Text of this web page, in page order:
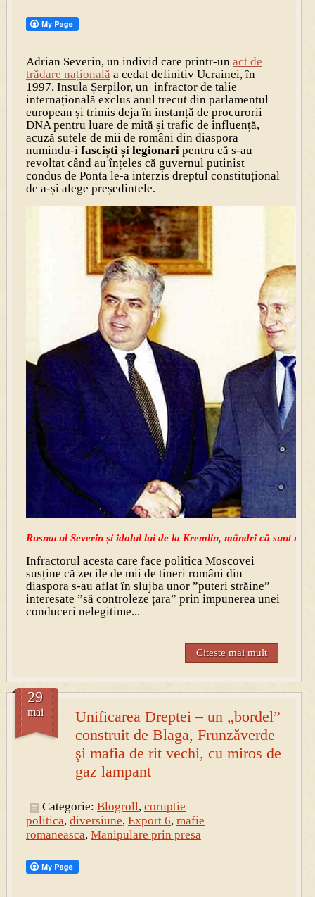
Adrian Severin, un individ care printr-un act de
trădare națională a cedat definitiv Ucrainei, în
1997, Insula Șerpilor, un infractor de talie
internațională exclus anul trecut din parlamentul
european și trimis deja în instanță de procurorii
DNA pentru luare de mită și trafic de influență,
acuză sutele de mii de români din diaspora
numindu-i fasciști și legionaripentru că s-au
revoltat când au înțeles că guvernul putinist
condus de Ponta le-a interzis dreptul constituțional
de a-și alege președintele.
Rusnacul Severin și idolul lui de la Kremlin, mândri că sunt
Infractorul acesta care face politica Moscovei
susține că zecile de mii de tineri români din
diaspora s-au aflat în slujba unor ”puteri străine”
interesate ”să controleze țara” prin impunerea unei
conduceri nelegitime...
Citeste mai mult
Unificarea Dreptei – un „bordel”
construit de Blaga, Frunzăverde
şi mafia de rit vechi, cu miros de
gaz lampant
29
mai
Categorie: Blogroll, coruptie
politica, diversiune, Export 6, mafie
romaneasca, Manipulare prin presa